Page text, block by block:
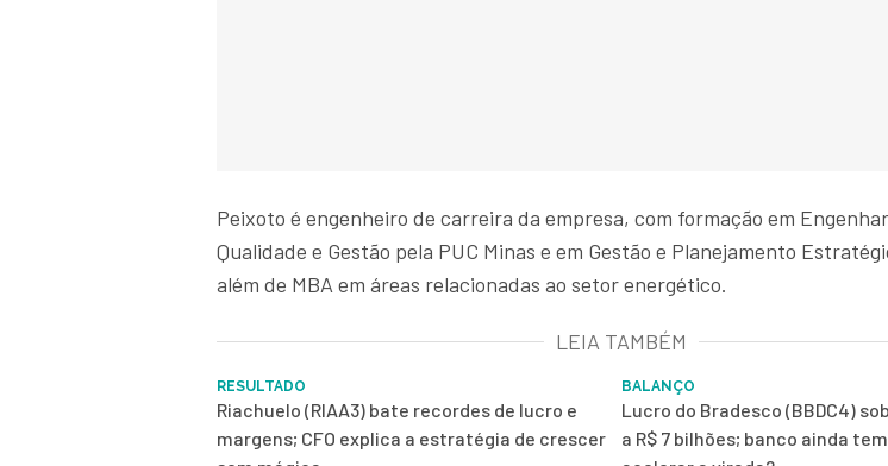
Peixoto é engenheiro de carreira da empresa, com formação em
Qualidade e Gestão pela PUC Minas e em Gestão e Planejamento
além de MBA em áreas relacionadas ao setor energético.
LEIA TAMBÉM
RESULTADO
Riachuelo (RIAA3) bate recordes de lucro e
margens; CFO explica a estratégia de crescer
BALANÇO
Lucro do Bradesco (BBDC4)
a R$ 7 bilhões; banco ainda